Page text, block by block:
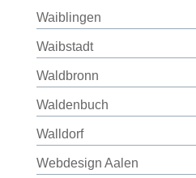
Waiblingen
Waibstadt
Waldbronn
Waldenbuch
Walldorf
Webdesign Aalen